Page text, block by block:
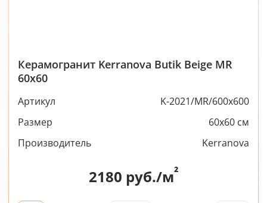
Керамогранит Kerranova Butik Beige MR
60x60
Артикул
K-2021/MR/600x600
Размер
60x60 см
Производитель
Kerranova
2180 руб./м²